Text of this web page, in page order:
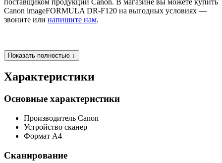
Canon imageFORMULA DR-F120 на выгодных условиях —
звоните или напишите нам.
Показать полностью ↓
Характеристики
Основные характеристики
Производитель Canon
Устройство сканер
Формат A4
Сканирование